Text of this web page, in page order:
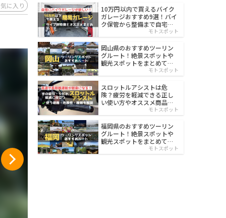
に入り
10万円以内で買えるバイク
ガレージおすすめ9選！バイ
ク保管から整備まで自宅で
モトスポット
岡山県のおすすめツーリン
グルート！絶景スポットや
観光スポットをまとめて紹
モトスポット
スロットルアシストは危
険？疲労を軽減できる正し
い使い方やオススメ商品を
モトスポット
福岡県のおすすめツーリン
グルート！絶景スポットや
観光スポットをまとめて紹
モトスポット